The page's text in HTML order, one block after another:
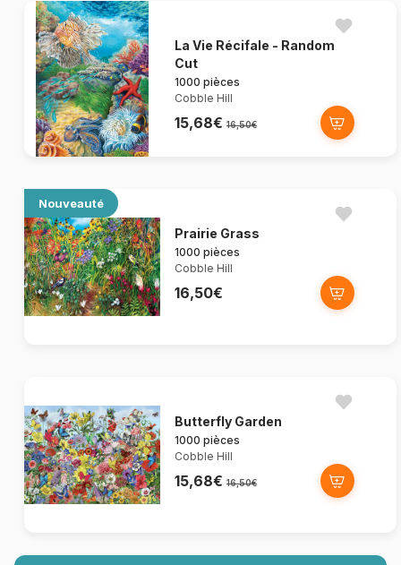
La Vie Récifale - Random
Cut
1000 pièces
Cobble Hill
15,68€ 16,50€
Nouveauté
Prairie Grass
1000 pièces
Cobble Hill
16,50€
Butterfly Garden
1000 pièces
Cobble Hill
15,68€ 16,50€